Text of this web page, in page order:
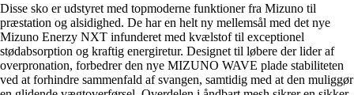
Disse sko er udstyret med topmoderne funktioner fra Mizuno til
præstation og alsidighed. De har en helt ny mellemsål med det nye
Mizuno Enerzy NXT infunderet med kvælstof til exceptionel
stødabsorption og kraftig energiretur. Designet til løbere der lider af
overpronation, forbedrer den nye MIZUNO WAVE plade stabiliteten
ved at forhindre sammenfald af svangen, samtidig med at den muliggør